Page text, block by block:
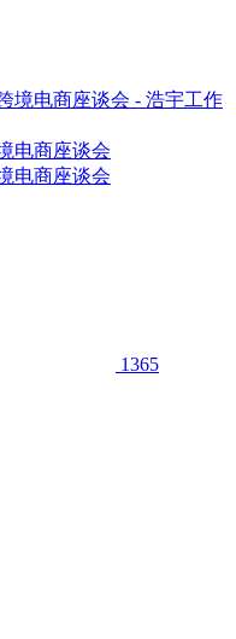
电商座谈会
电商座谈会
1365